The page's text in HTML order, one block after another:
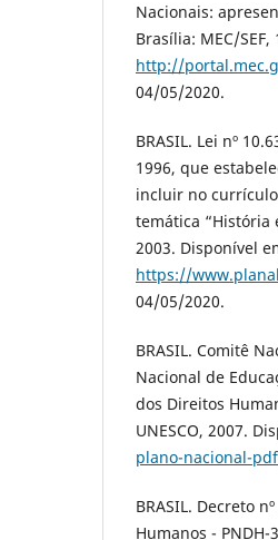
Nacionais:
Brasília: MEC/
http://
04/05/2020.
BRASIL. Lei nº
1996, que
incluir no
temática “História
2003. Disponível
https://
04/05/2020.
BRASIL. Comitê
Nacional de
dos Direitos
UNESCO, 2007.
plano-nacional-
BRASIL. Decreto
Humanos -